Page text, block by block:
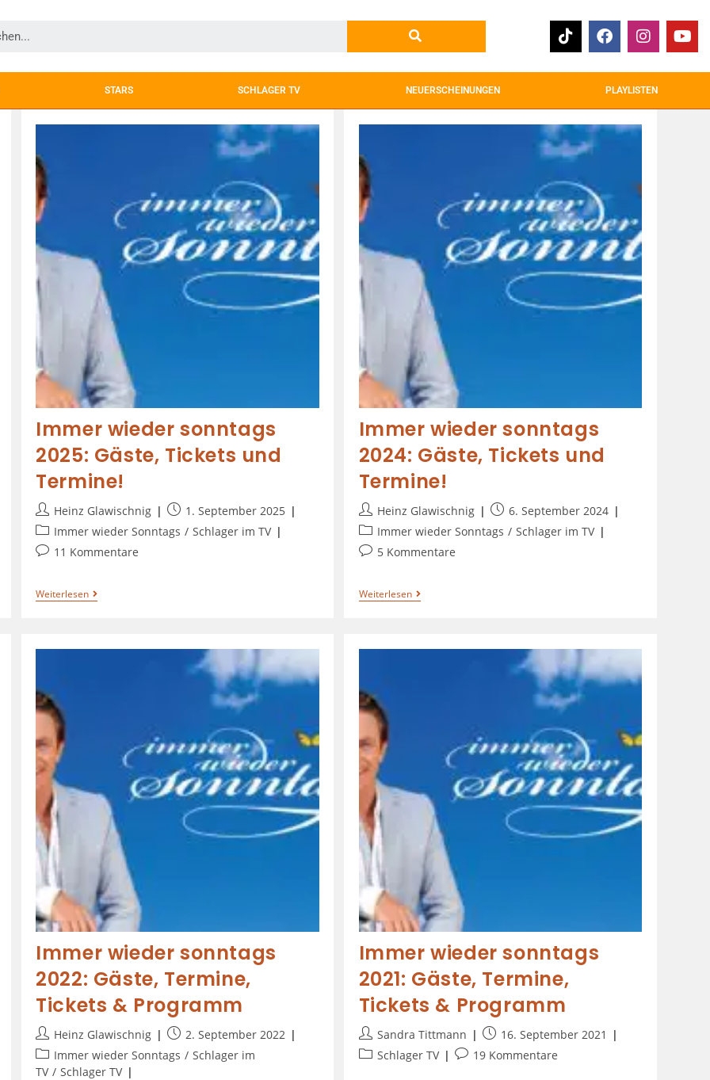
STARS SCHLAGER TV NEUERSCHEINUNGEN PLAYLISTEN
Immer wieder sonntags
2025: Gäste, Tickets und
Termine!
Heinz Glawischnig
1. September 2025
Immer wieder Sonntags / Schlager im TV
11 Kommentare
Weiterlesen
Immer wieder sonntags
2024: Gäste, Tickets und
Termine!
Heinz Glawischnig
6. September 2024
Immer wieder Sonntags / Schlager im TV
5 Kommentare
Weiterlesen
Immer wieder sonntags
2022: Gäste, Termine,
Tickets & Programm
Heinz Glawischnig
2. September 2022
Immer wieder Sonntags / Schlager im
TV / Schlager TV
Immer wieder sonntags
2021: Gäste, Termine,
Tickets & Programm
Sandra Tittmann
16. September 2021
Schlager TV
19 Kommentare